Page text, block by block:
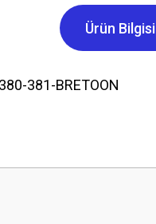
Ürün Bilgisi
381-BRETOON